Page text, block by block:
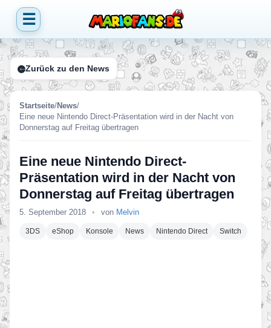
☰
Zurück zu den News
Startseite/News/
Eine neue Nintendo Direct-Präsentation wird in der Nacht von
Donnerstag auf Freitag übertragen
Eine neue Nintendo Direct-
Präsentation wird in der Nacht von
Donnerstag auf Freitag übertragen
5. September 2018 • von Melvin
3DS eShop Konsole News Nintendo Direct Switch